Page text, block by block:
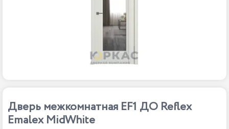
Дверь межкомнатная EF1 ДО Reflex
Emalex MidWhite